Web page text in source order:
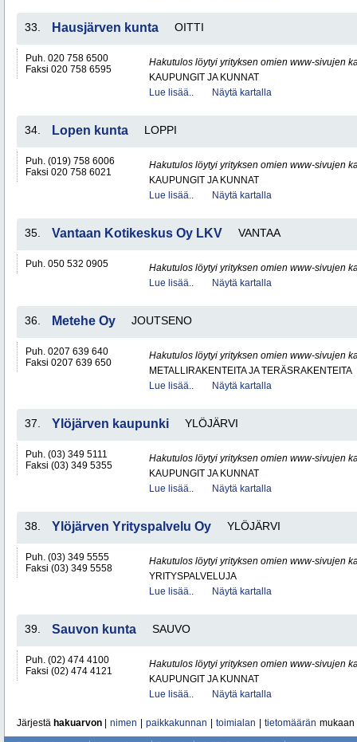
33. Hausjärven kunta OITTI
Puh. 020 758 6500
Faksi 020 758 6595
Hakutulos löytyi yrityksen omien www-sivujen
KAUPUNGIT JA KUNNAT
Lue lisää..
Näytä kartalla
34. Lopen kunta LOPPI
Puh. (019) 758 6006
Faksi 020 758 6021
Hakutulos löytyi yrityksen omien www-sivujen
KAUPUNGIT JA KUNNAT
Lue lisää..
Näytä kartalla
35. Vantaan Kotikeskus Oy LKV VANTAA
Puh. 050 532 0905
Hakutulos löytyi yrityksen omien www-sivujen
Lue lisää..
Näytä kartalla
36. Metehe Oy JOUTSENO
Puh. 0207 639 640
Faksi 0207 639 650
Hakutulos löytyi yrityksen omien www-sivujen
METALLIRAKENTEITA JA TERÄSRAKENTEITA
Lue lisää..
Näytä kartalla
37. Ylöjärven kaupunki YLÖJÄRVI
Puh. (03) 349 5111
Faksi (03) 349 5355
Hakutulos löytyi yrityksen omien www-sivujen
KAUPUNGIT JA KUNNAT
Lue lisää..
Näytä kartalla
38. Ylöjärven Yrityspalvelu Oy YLÖJÄRVI
Puh. (03) 349 5555
Faksi (03) 349 5558
Hakutulos löytyi yrityksen omien www-sivujen
YRITYSPALVELUJA
Lue lisää..
Näytä kartalla
39. Sauvon kunta SAUVO
Puh. (02) 474 4100
Faksi (02) 474 4121
Hakutulos löytyi yrityksen omien www-sivujen
KAUPUNGIT JA KUNNAT
Lue lisää..
Näytä kartalla
Järjestä hakuarvon nimen paikkakunnan toimialan tietomäärän mukaan